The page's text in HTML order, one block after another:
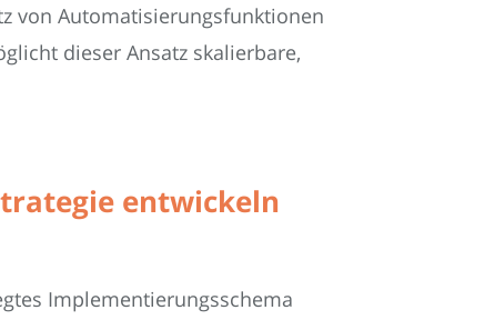
von Automatisierungsfunktionen
dieser Ansatz skalierbare,
entwickeln
Implementierungsschema